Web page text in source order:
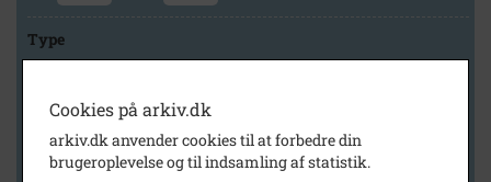
Type
Arkiv
Holbæk Stadsarkiv
Cookies på arkiv.dk
arkiv.dk anvender cookies til at forbedre din
brugeroplevelse og til indsamling af statistik.